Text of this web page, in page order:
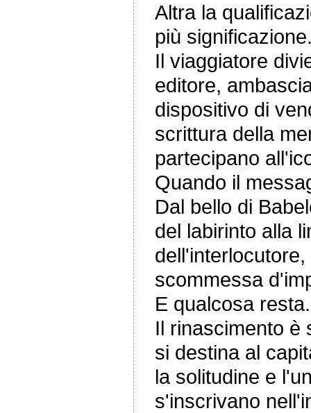
Altra la
più
Il viaggiatore
editore,
dispositivo di
scrittura della
partecipano
Quando il
Dal bello di
del labirinto alla
scommessa
E qualcosa
Il rinascimento è
si destina al
la solitudine e
s'inscrivano